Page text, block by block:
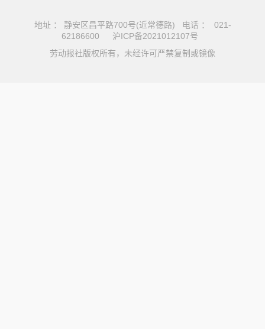
地址 ： 静安区昌平路700号(近常德路) 电话 ： 021-
62186600
沪ICP备2021012107号
劳动报社版权所有，未经许可严禁复制或镜像